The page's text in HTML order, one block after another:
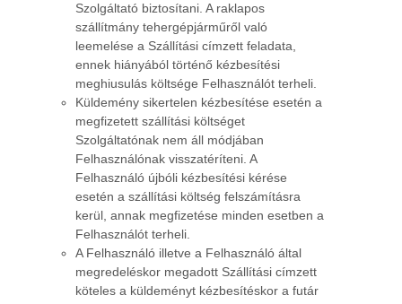
Szolgáltató biztosítani. A raklapos
szállítmány tehergépjárműről való
leemelése a Szállítási címzett feladata,
ennek hiányából történő kézbesítési
meghiusulás költsége Felhasználót terheli.
Küldemény sikertelen kézbesítése esetén a
megfizetett szállítási költséget
Szolgáltatónak nem áll módjában
Felhasználónak visszatéríteni. A
Felhasználó újbóli kézbesítési kérése
esetén a szállítási költség felszámításra
kerül, annak megfizetése minden esetben a
Felhasználót terheli.
A Felhasználó illetve a Felhasználó által
megredeléskor megadott Szállítási címzett
köteles a küldeményt kézbesítéskor a futár